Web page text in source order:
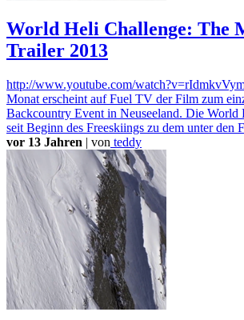
World Heli Challenge: The
Trailer 2013
http://www.youtube.com/
Monat erscheint auf Fuel TV der Film zum
Backcountry Event in Neuseeland. Die World
seit Beginn des Freeskiings zu dem unter den
vor 13 Jahren | von teddy